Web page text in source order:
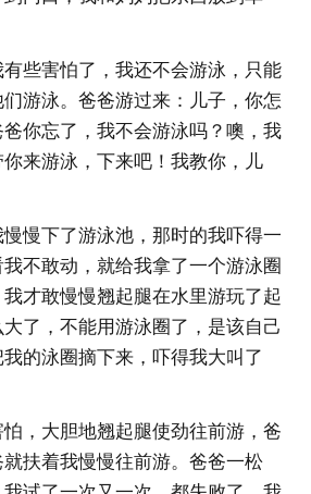
些害怕了，我还不会游泳，只能
游泳。爸爸游过来：儿子，你怎
你忘了，我不会游泳吗？噢，我
来游泳，下来吧！我教你，儿
慢下了游泳池，那时的我吓得一
不敢动，就给我拿了一个游泳圈
才敢慢慢翘起腿在水里游玩了起
了，不能用游泳圈了，是该自己
的泳圈摘下来，吓得我大叫了
，大胆地翘起腿使劲往前游，爸
扶着我慢慢往前游。爸爸一松